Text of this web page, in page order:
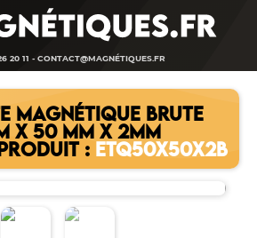
20 11 - CONTACT@MAGNÉTIQUES.FR
MAGNÉTIQUE BRUTE
X 50 MM X 2MM
: ETQ50X50X2B